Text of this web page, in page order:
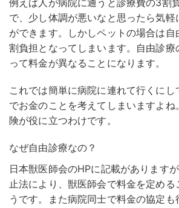
例えば人が病院に通うと診療費の3割
で、少し体調が悪いなと思ったら気軽
ができます。しかしペットの場合は自
割負担となってしまいます。自由診療
って料金が異なることになります。
これでは簡単に病院に連れて行くに
でお金のことを考えてしまいますよね
険が役に立つわけです。
なぜ自由診療なの？
日本獣医師会のHPに記載があります
止法により、獣医師会で料金を定める
うです。また病院同士で料金の協定